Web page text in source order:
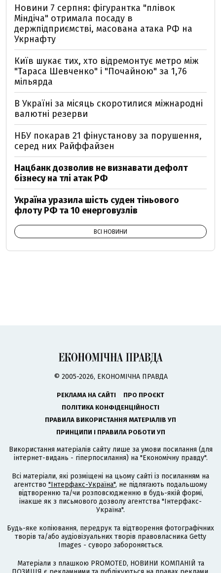
Новини 7 серпня: фігурантка "плівок
Міндіча" отримала посаду в
держпідприємстві, масована атака РФ на
Укрнафту
Київ шукає тих, хто відремонтує метро між
"Тараса Шевченко" і "Почайною" за 1,76
мільярда
В Україні за місяць скоротилися міжнародні
валютні резерви
НБУ покарав 21 фінустанову за порушення,
серед них Райффайзен
Нацбанк дозволив не визнавати дефолт
бізнесу на тлі атак РФ
Україна уразила шість суден тіньового
флоту РФ та 10 енерговузлів
ВСІ НОВИНИ
© 2005-2026, ЕКОНОМІЧНА ПРАВДА
РЕКЛАМА НА САЙТІ
ПРО ПРОЄКТ
ПОЛІТИКА КОНФІДЕНЦІЙНОСТІ
ПРАВИЛА ВИКОРИСТАННЯ МАТЕРІАЛІВ УП
ПРИНЦИПИ І ПРАВИЛА РОБОТИ УП
Використання матеріалів сайту лише за умови посилання (для
інтернет-видань - гіперпосилання) на "Економічну правду".
Всі матеріали, які розміщені на цьому сайті із посиланням на
агентство "Інтерфакс-Україна", не підлягають подальшому
відтворенню та/чи розповсюдженню в будь-якій формі,
інакше як з письмового дозволу агентства "Інтерфакс-
Україна".
Будь-яке копіювання, передрук та відтворення фотографічних
творів та/або аудіовізуальних творів правовласника Getty
Images - суворо забороняється.
Матеріали з плашкою PROMOTED, НОВИНИ КОМПАНІЙ та